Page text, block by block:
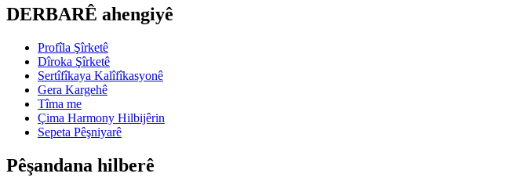
DERBARÊ ahengiyê
Profîla Şîrketê
Dîroka Şîrketê
Sertîfîkaya Kalîfîkasyonê
Gera Kargehê
Tîma me
Çima Harmony Hilbijêrin
Sepeta Pêşniyarê
Pêşandana hilberê